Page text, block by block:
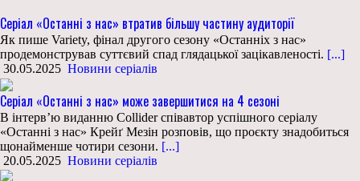
Серіал «Останні з нас» втратив більшу частину аудиторії
Як пише Variety, фінал другого сезону «Останніх з нас»
продемонстрував суттєвий спад глядацької зацікавленості. [...]
30.05.2025 Новини серіалів
Серіал «Останні з нас» може завершитися на 4 сезоні
В інтерв’ю виданню Collider співавтор успішного серіалу
«Останні з нас» Крейґ Мезін розповів, що проєкту знадобиться
щонайменше чотири сезони. [...]
20.05.2025 Новини серіалів